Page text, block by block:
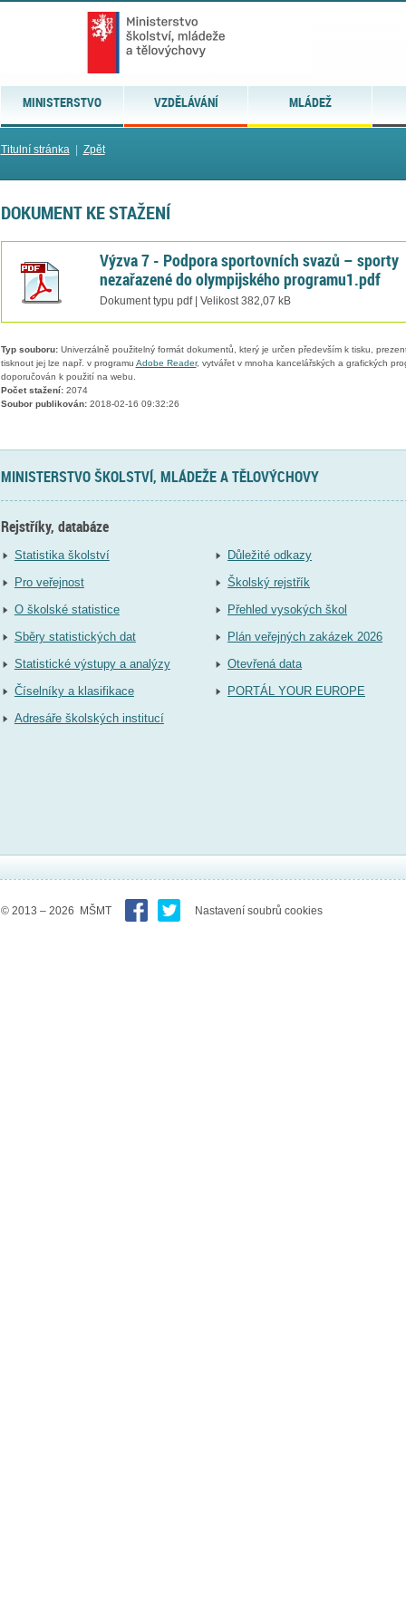
MINISTERSTVO VZDĚLÁVÁNÍ MLÁDEŽ
Titulní stránka| Zpět
DOKUMENT KE STAŽENÍ
Výzva 7 - Podpora sportovních svazů – sporty
nezařazené do olympijského programu1.pdf
Dokument typu pdf | Velikost 382,07 kB
Typ souboru:Univerzálně použitelný formát dokumentů, který je určen především k tisku,
tisknout jej lze např. v programu Adobe Reader, vytvářet v mnoha kancelářských a grafických
doporučován k použití na webu.
Počet stažení:2074
Soubor publikován:2018-02-16 09:32:26
MINISTERSTVO ŠKOLSTVÍ, MLÁDEŽE A TĚLOVÝCHOVY
Rejstříky, databáze
Statistika školství
Pro veřejnost
O školské statistice
Sběry statistických dat
Statistické výstupy a analýzy
Číselníky a klasifikace
Adresáře školských institucí
Důležité odkazy
Školský rejstřík
Přehled vysokých škol
Plán veřejných zakázek 2026
Otevřená data
PORTÁL YOUR EUROPE
© 2013 – 2026 MŠMT Nastavení soubrů cookies